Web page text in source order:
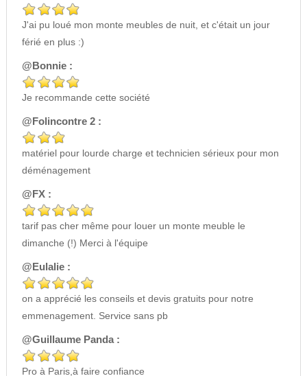
J'ai pu loué mon monte meubles de nuit, et c'était un jour
férié en plus :)
@Bonnie :
Je recommande cette société
@Folincontre 2 :
matériel pour lourde charge et technicien sérieux pour mon
déménagement
@FX :
tarif pas cher même pour louer un monte meuble le
dimanche (!) Merci à l'équipe
@Eulalie :
on a apprécié les conseils et devis gratuits pour notre
emmenagement. Service sans pb
@Guillaume Panda :
Pro à Paris,à faire confiance